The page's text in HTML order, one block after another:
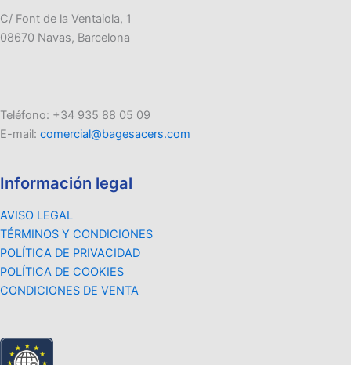
C/ Font de la Ventaiola, 1
08670 Navas, Barcelona
Teléfono: +34 935 88 05 09
E-mail: comercial@bagesacers.com
Información legal
AVISO LEGAL
TÉRMINOS Y CONDICIONES
POLÍTICA DE PRIVACIDAD
POLÍTICA DE COOKIES
CONDICIONES DE VENTA